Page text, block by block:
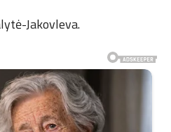
Jakovleva.